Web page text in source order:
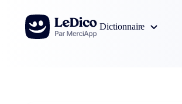
Aller au contenu
Dictionnaire